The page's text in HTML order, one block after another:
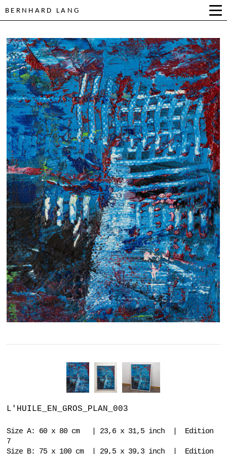
BERNHARD LANG
L'HUILE_EN_GROS_PLAN_003
Size A: 60 x 80 cm | 23,6 x 31,5 inch | Edition
7
Size B: 75 x 100 cm | 29,5 x 39,3 inch | Edition